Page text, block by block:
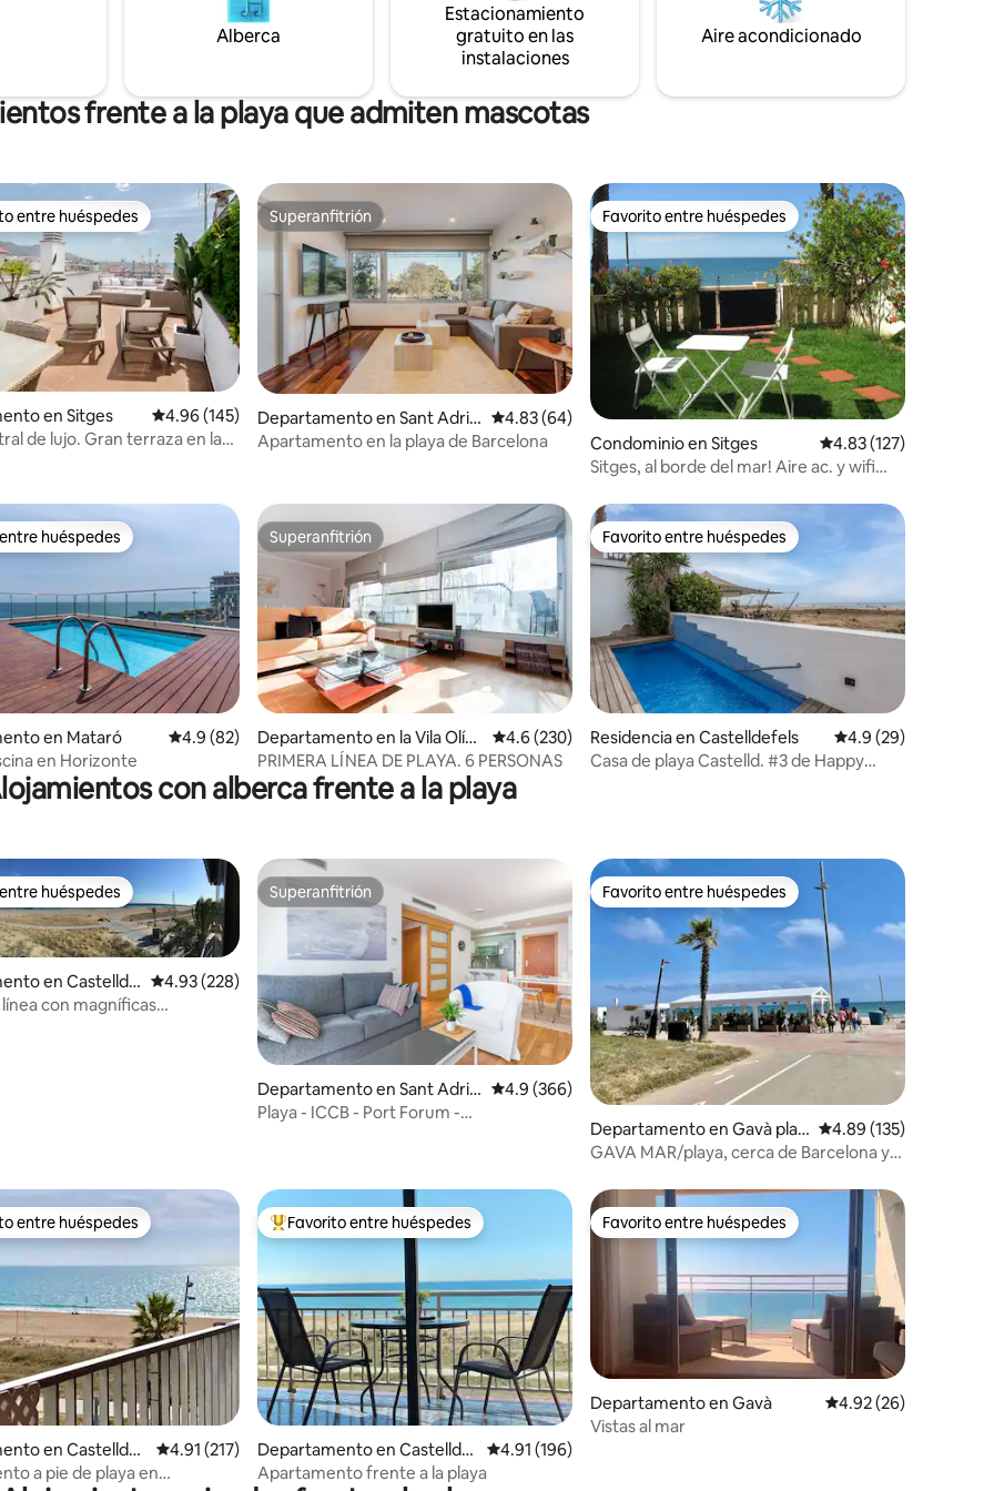
recomendaciones sobre la ciudad.
comedor, baño muy amplio.
Alberca
Estacionamiento
gratuito en las
instalaciones
Aire acondicionado
frente a la playa que admiten mascotas
de 5; 217 evaluaciones
en Favorito entre huéspedes
entre huéspedes
en Sitges Calificación promedio: 4.96 de 5; 145 evaluaciones
4.96 (145)
de lujo. Gran terraza en la
Superanfitrión
Superanfitrión
Departamento en Sant Adrià
de Besòs
Calificación promedio: 4.83 de 5; 64 evaluaciones
4.83 (64)
Apartamento en la playa de Barcelona
Favorito entre huéspedes
Favorito entre huéspedes
Condominio en Sitges Calificación promedio:
4.83 (127)
Sitges, al borde del mar! Aire ac. y wifi
de 5; 102 evaluaciones
huéspedes
huéspedes
en Mataró Calificación promedio: 4.9 de 5; 82 evaluaciones
4.9 (82)
en Horizonte
Superanfitrión
Superanfitrión
Departamento en la Vila Olím
pica del Poblenou
Calificación promedio: 4.6 de 5; 230 evaluaciones
4.6 (230)
PRIMERA LÍNEA DE PLAYA. 6 PERSONAS
Favorito entre huéspedes
Favorito entre huéspedes
Residencia en Castelldefels Calificación
4.9 (29)
Casa de playa Castelld. #3 de Happy
con alberca frente a la playa
de 5; 140 evaluaciones
huéspedes
huéspedes
en Castellde Calificación promedio: 4.93 de 5; 228 evaluaciones
4.93 (228)
con magníficas
Superanfitrión
Superanfitrión
Departamento en Sant Adrià
de Besòs
Calificación promedio: 4.9 de 5; 366 evaluaciones
4.9 (366)
Playa - ICCB - Port Forum -
Favorito entre huéspedes
Favorito entre huéspedes
Departamento en Gavà play
a
Calificación promedio:
4.89 (135)
GAVA MAR/playa, cerca de Barcelona y
de 5; 194 evaluaciones
en Favorito entre huéspedes
entre huéspedes
en Castelldef
Calificación promedio: 4.91 de 5; 217 evaluaciones
4.91 (217)
a pie de playa en
De los mejores en Favorito entre huéspedes
Favorito entre huéspedes
Departamento en Castelldef
els
Calificación promedio: 4.91 de 5; 196 evaluaciones
4.91 (196)
Apartamento frente a la playa
Favorito entre huéspedes
Favorito entre huéspedes
Departamento en Gavà Calificación
4.92 (26)
Vistas al mar